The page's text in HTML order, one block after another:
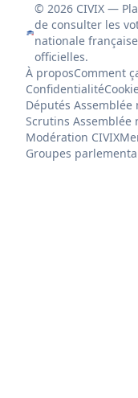
© 2026 CIVIX —
de consulter les
nationale
officielles.
À proposComment
Confidentialité
Députés Assemblée
Scrutins Assemblée
Modération CIVIX
Groupes